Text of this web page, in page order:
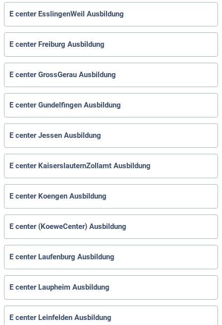
E center EsslingenWeil Ausbildung
E center Freiburg Ausbildung
E center GrossGerau Ausbildung
E center Gundelfingen Ausbildung
E center Jessen Ausbildung
E center KaiserslauternZollamt Ausbildung
E center Koengen Ausbildung
E center (KoeweCenter) Ausbildung
E center Laufenburg Ausbildung
E center Laupheim Ausbildung
E center Leinfelden Ausbildung